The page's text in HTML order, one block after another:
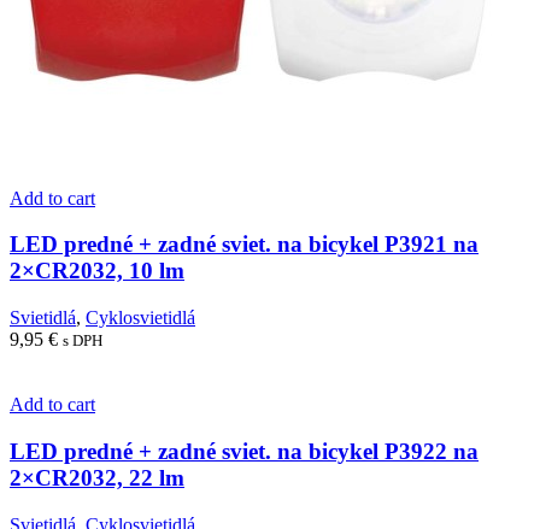
Add to cart
LED predné + zadné sviet. na bicykel P3921 na
2×CR2032, 10 lm
Svietidlá, Cyklosvietidlá
9,95 € s DPH
Add to cart
LED predné + zadné sviet. na bicykel P3922 na
2×CR2032, 22 lm
Svietidlá Cyklosvietidlá